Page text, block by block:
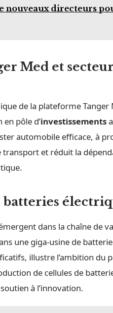
nouveaux directeurs
Med et secteur
de la plateforme Tanger
pôle d’investissements
automobile efficace, à
et réduit la
batteries
dans la chaîne de
une giga-usine de
illustre l’ambition du
de cellules de
à l’innovation.